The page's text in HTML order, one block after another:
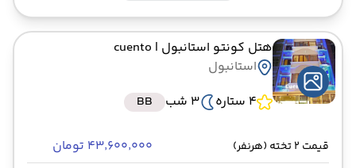
هتل کونتو استانبول | cuento
استانبول
4 ستاره
3 شب BB
قیمت 2 تخته (هرنفر) ۴۳٬۶۰۰٬۰۰۰ تومان